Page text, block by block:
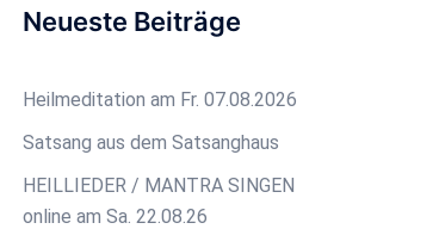
Neueste Beiträge
Heilmeditation am Fr. 07.08.2026
Satsang aus dem Satsanghaus
HEILLIEDER / MANTRA SINGEN
online am Sa. 22.08.26